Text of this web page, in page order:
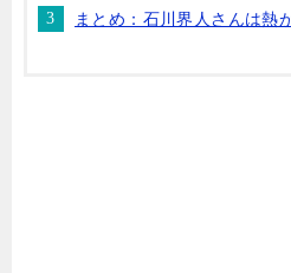
まとめ：石川界人さんは熱